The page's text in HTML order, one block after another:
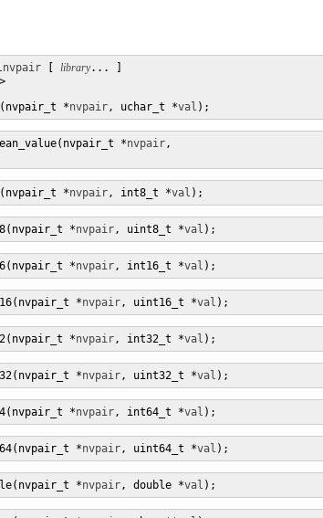
library... ]
*nvpair, uchar_t *val );
*nvpair,
*nvpair, int8_t *val );
*nvpair, uint8_t *val );
*nvpair, int16_t *val );
*nvpair, uint16_t *val );
*nvpair, int32_t *val );
*nvpair, uint32_t *val );
*nvpair, int64_t *val );
*nvpair, uint64_t *val );
*nvpair, double *val );